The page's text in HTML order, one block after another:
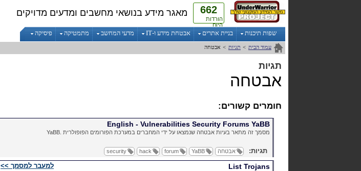
662
הורדות
היום
מאגר מידע בנושאי מחשבים ומדעים מדויקים
שפות תיכנות בניית אתרים אבטחת מידע ו-IT מדעי המחשב מתמטיקה פיסיקה
עמוד הבית > תגיות > אבטחה
תגיות
אבטחה
חומרים קשורים:
YaBB
Forums
Security
Vulnerabilities
-
English
מסמך זה מתאר בעיות אבטחה שנמצאו על ידי המחברים במערכת הפורומים הפופולרית YaBB.
תגיות: אבטחה YaBB
forum
hack
security
למעבר למסמך >> Trojans
List